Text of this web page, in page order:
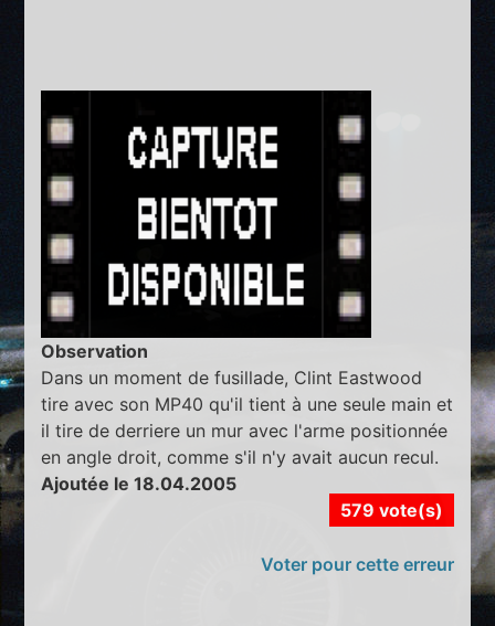
Observation
Dans un moment de fusillade, Clint Eastwood
tire avec son MP40 qu'il tient à une seule main et
il tire de derriere un mur avec l'arme positionnée
en angle droit, comme s'il n'y avait aucun recul.
Ajoutée le 18.04.2005
579 vote(s)
Voter pour cette erreur